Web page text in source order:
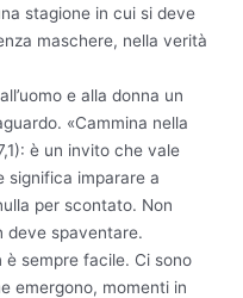
stagione in cui si deve
maschere, nella verità
e alla donna un
«Cammina nella
è un invito che vale
significa imparare a
per scontato. Non
deve spaventare.
sempre facile. Ci sono
emergono, momenti in